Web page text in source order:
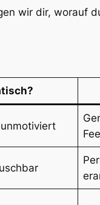
wir dir, worauf